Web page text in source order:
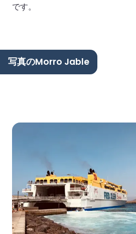
です。
写真のMorro Jable